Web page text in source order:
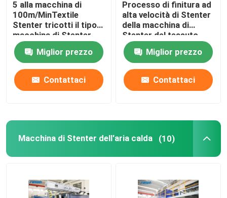
rifinitrice dello stenter
Rilassi la macchina più asciutta
5 alla macchina di
100m/MinTextile
Stenter tricotti il tipo
macchina di Stenter
dell'aria calda del
vaporeMiglior prezzo
Contattaci
Processo di finitura ad
alta velocità di Stenter
della macchina di
Stenter del tessuto
dell'olio termico del
poliestereMiglior prezzo
Contattaci
Macchina di Stenter dell'aria calda (10)